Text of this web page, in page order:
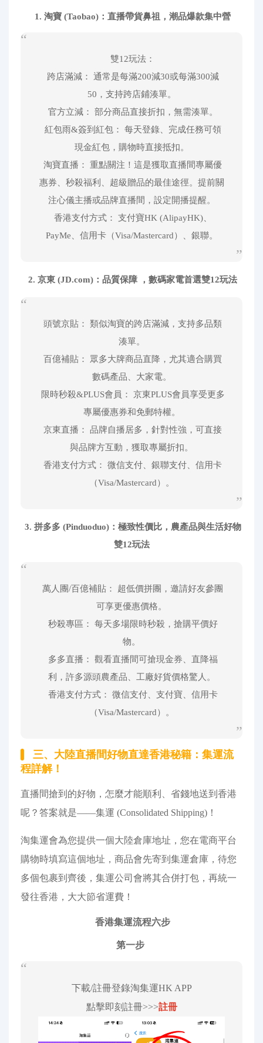
1. 淘寶 (Taobao)：直播帶貨鼻祖，潮品爆款集中營
雙12玩法：
跨店滿減： 通常是每滿200減30或每滿300減
50，支持跨店鋪湊單。
官方立減： 部分商品直接折扣，無需湊單。
紅包雨&簽到紅包： 每天登錄、完成任務可領
現金紅包，購物時直接抵扣。
淘寶直播： 重點關注！這是獲取直播間專屬優
惠券、秒殺福利、超級贈品的最佳途徑。提前關
注心儀主播或品牌直播間，設定開播提醒。
香港支付方式： 支付寶HK (AlipayHK)、
PayMe、信用卡（Visa/Mastercard）、銀聯。
2. 京東 (JD.com)：品質保障 ，數碼家電首選雙12玩法
頭號京貼： 類似淘寶的跨店滿減，支持多品類
湊單。
百億補貼： 眾多大牌商品直降，尤其適合購買
數碼產品、大家電。
限時秒殺&PLUS會員： 京東PLUS會員享受更多
專屬優惠券和免郵特權。
京東直播： 品牌自播居多，針對性強，可直接
與品牌方互動，獲取專屬折扣。
香港支付方式： 微信支付、銀聯支付、信用卡
（Visa/Mastercard）。
3. 拼多多 (Pinduoduo)：極致性價比，農產品與生活好物
雙12玩法
萬人團/百億補貼： 超低價拼團，邀請好友參團
可享更優惠價格。
秒殺專區： 每天多場限時秒殺，搶購平價好
物。
多多直播： 觀看直播間可搶現金券、直降福
利，許多源頭農產品、工廠好貨價格驚人。
香港支付方式： 微信支付、支付寶、信用卡
（Visa/Mastercard）。
三、大陸直播間好物直達香港秘籍：集運流
程詳解！
直播間搶到的好物，怎麼才能順利、省錢地送到香港
呢？答案就是——集運 (Consolidated Shipping)！
淘集運會為您提供一個大陸倉庫地址，您在電商平台
購物時填寫這個地址，商品會先寄到集運倉庫，待您
多個包裹到齊後，集運公司會將其合併打包，再統一
發往香港，大大節省運費！
香港集運流程六步
第一步
下載/註冊登錄淘集運HK APP
點擊即刻註冊>>>註冊